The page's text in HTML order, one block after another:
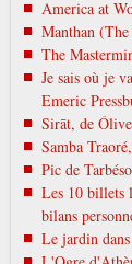
America at
Manthan
The
Je sais où je
Emeric
Sirāt, de
Samba
Pic de
Les 10 billets
bilans
Le jardin